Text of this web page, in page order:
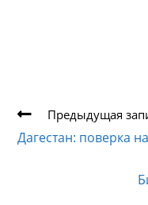
Еще
статьи
Предыдущая
Дагестан: поверка